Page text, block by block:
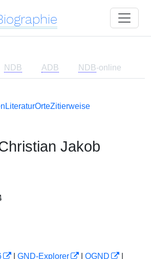
NDB ADB NDB-online
LiteraturOrteZitierweise
Jakob
GND-Explorer OGND